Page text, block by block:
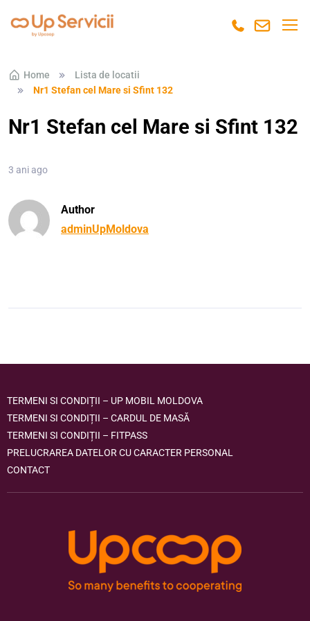
Skip to navigation
Skip to content
Home
Lista de locatii
Nr1 Stefan cel Mare si Sfint 132
Nr1 Stefan cel Mare si Sfint 132
3 ani ago
Author
adminUpMoldova
TERMENI SI CONDIȚII – UP MOBIL MOLDOVA
TERMENI SI CONDIȚII – CARDUL DE MASĂ
TERMENI SI CONDIȚII – FITPASS
PRELUCRAREA DATELOR CU CARACTER PERSONAL
CONTACT